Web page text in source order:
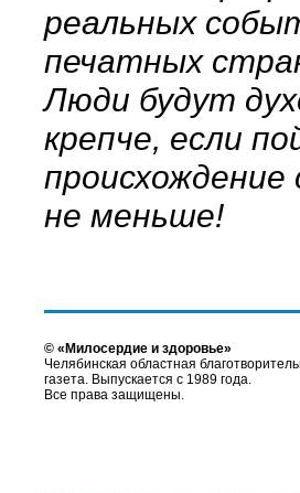
реальных
печатных
Люди будут
крепче, если
происхождение
не меньше!
© «Милосердие и здоровье»
Челябинская областная
газета. Выпускается с 1989 года.
Все права защищены.